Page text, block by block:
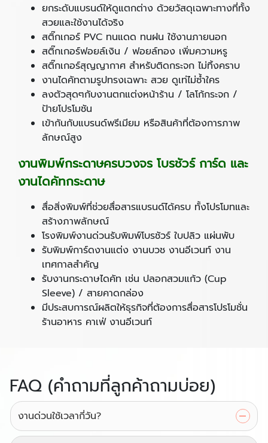
ยกระดับแบรนด์ให้ดูแตกต่าง ด้วยวัสดุเฉพาะทางที่ทั้ง
สวยและใช้งานได้จริง
สติ๊กเกอร์ PVC ทนแดด ทนฝน ใช้งานภายนอก
สติ๊กเกอร์ฟอยล์เงิน / ฟอยล์ทอง เพิ่มความหรู
สติ๊กเกอร์สุญญากาศ สำหรับติดกระจก ไม่ทิ้งคราบ
งานไดคัทตามรูปทรงเฉพาะ สวย ดูเท่ไม่ซ้ำใคร
ลงตัวสุดๆกับงานตกแต่งหน้าร้าน / โลโก้กระจก /
ป้ายโปรโมชัน
เข้ากันกับแบรนด์พรีเมียม หรือสินค้าที่ต้องการภาพ
ลักษณ์สูง
งานพิมพ์กระดาษครบวงจร โบรชัวร์ การ์ด และ
งานไดคัทกระดาษ
สื่อสิ่งพิมพ์ที่ช่วยสื่อสารแบรนด์ได้ครบ ทั้งโปรโมทและ
สร้างภาพลักษณ์
โรงพิมพ์งานด่วนรับพิมพ์โบรชัวร์ ใบปลิว แผ่นพับ
รับพิมพ์การ์ดงานแต่ง งานบวช งานอีเวนท์ งาน
เทศกาลสำคัญ
รับงานกระดาษไดคัท เช่น ปลอกสวมแก้ว (Cup
Sleeve) / สายคาดกล่อง
มีประสบการณ์ผลิตให้ธุรกิจที่ต้องการสื่อสารโปรโมชั่น
ร้านอาหาร คาเฟ่ งานอีเวนท์
FAQ (คำถามที่ลูกค้าถามบ่อย)
งานด่วนใช้เวลากี่วัน?